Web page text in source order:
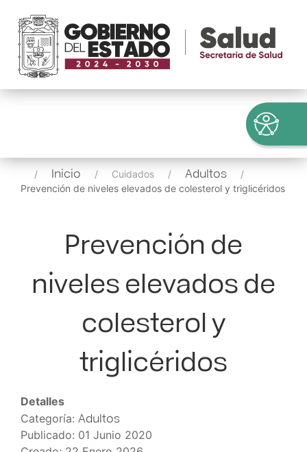
Inicio Cuidados Adultos
Prevención de niveles elevados de colesterol y triglicéridos
Prevención de
niveles elevados de
colesterol y
triglicéridos
Detalles
Categoría: Adultos
Publicado: 01 Junio 2020